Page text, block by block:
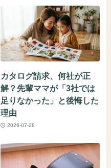
カタログ請求、何社が正
解？先輩ママが「3社では
足りなかった」と後悔した
理由
2026-07-28